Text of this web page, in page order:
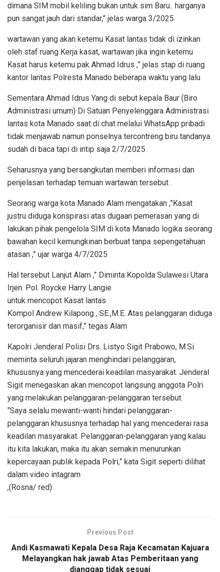
dimana SIM mobil keliling bukan untuk sim Baru.. harganya
pun sangat jauh dari standar,” jelas warga 3/2025.
wartawan yang akan ketemu Kasat lantas tidak di izinkan
oleh staf ruang Kerja kasat, wartawan jika ingin ketemu
Kasat harus ketemu pak Ahmad Idrus ,” jelas stap di ruang
kantor lantas Polresta Manado beberapa waktu yang lalu
Sementara Ahmad Idrus Yang di sebut kepala Baur (Biro
Administrasi umum) Di Satuan Penyelenggara Administrasi
lantas kota Manado saat di chat melalui WhatsApp pribadi
tidak menjawab namun ponselnya tercontreng biru tandanya
sudah di baca tapi di intip saja 2/7/2025
Seharusnya yang bersangkutan memberi informasi dan
penjelasan terhadap temuan wartawan tersebut .
Seorang warga kota Manado Alam mengatakan ,”Kasat
justru diduga konspirasi atas dugaan pemerasan yang di
lakukan pihak pengelola SIM di kota Manado logika seorang
bawahan kecil kemungkinan berbuat tanpa sepengetahuan
atasan ,” ujar warga 4/7/2025
Hal tersebut Lanjut Alam ,” Diminta Kopolda Sulawesi Utara
Irjen. Pol. Roycke Harry Langie
untuk mencopot Kasat lantas
Kompol Andrew Kilapong , SE.,M.E. Atas pelanggaran diduga
terorganisir dan masif,” tegas Alam
Kapolri Jenderal Polisi Drs. Listyo Sigit Prabowo, M.Si
meminta seluruh jajaran menghindari pelanggaran,
khususnya yang mencederai keadilan masyarakat. Jenderal
Sigit menegaskan akan mencopot langsung anggota Polri
yang melakukan pelanggaran-pelanggaran tersebut.
“Saya selalu mewanti-wanti hindari pelanggaran-
pelanggaran khususnya terhadap hal yang mencederai rasa
keadilan masyarakat. Pelanggaran-pelanggaran yang kalau
itu kita lakukan, maka itu akan semakin menurunkan
kepercayaan publik kepada Polri,” kata Sigit seperti dilihat
dalam video intagram
,(Rosna/ red)
Previous Post
Andi Kasmawati Kepala Desa Raja Kecamatan Kajuara
Melayangkan hak jawab Atas Pemberitaan yang
dianggap tidak sesuai